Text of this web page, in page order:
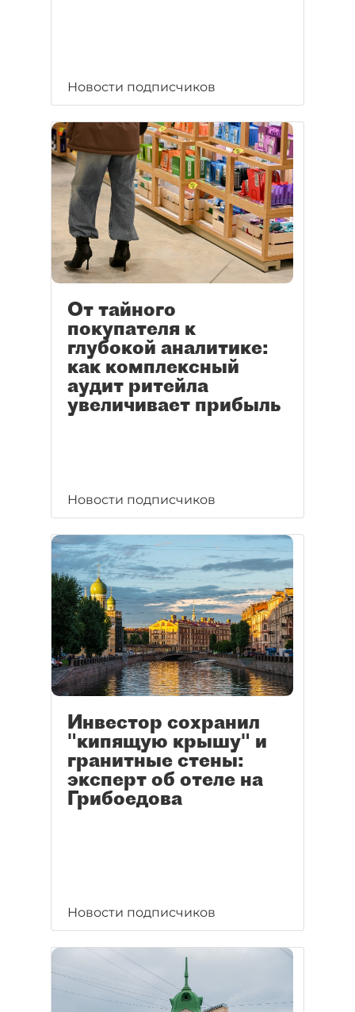
Новости подписчиков
От тайного
покупателя к
глубокой аналитике:
как комплексный
аудит ритейла
увеличивает прибыль
Новости подписчиков
Инвестор сохранил
"кипящую крышу" и
гранитные стены:
эксперт об отеле на
Грибоедова
Новости подписчиков